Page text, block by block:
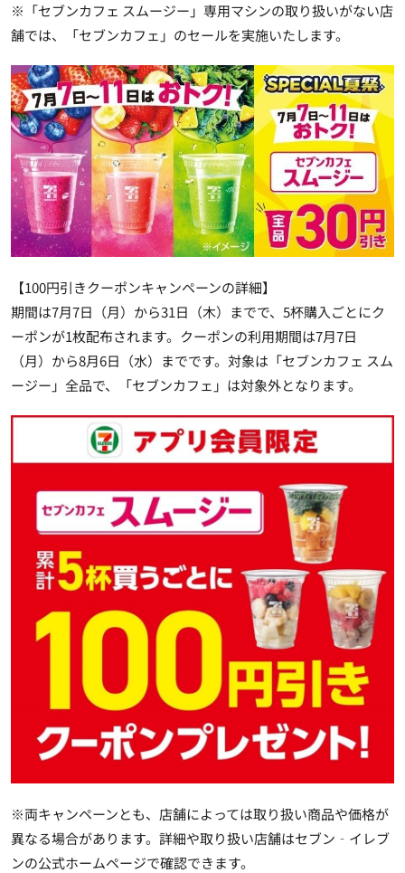
※「セブンカフェ スムージー」専用マシンの取り扱いがない店
舗では、「セブンカフェ」のセールを実施いたします。
【100円引きクーポンキャンペーンの詳細】
期間は7月7日（月）から31日（木）までで、5杯購入ごとにク
ーポンが1枚配布されます。クーポンの利用期間は7月7日
（月）から8月6日（水）までです。対象は「セブンカフェ スム
ージー」全品で、「セブンカフェ」は対象外となります。
※両キャンペーンとも、店舗によっては取り扱い商品や価格が
異なる場合があります。詳細や取り扱い店舗はセブン‐イレブ
ンの公式ホームページで確認できます。